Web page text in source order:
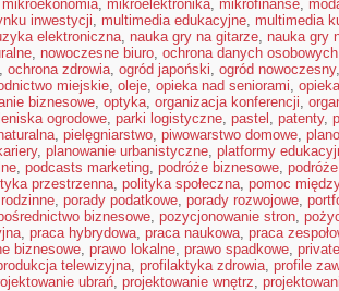
mikroekonomia, mikroelektronika, mikrofinanse,
inwestycji, multimedia edukacyjne, multimedia
elektroniczna, nauka gry na gitarze, nauka gry
, nowoczesne biuro, ochrona danych osobowych
, ochrona zdrowia, ogród japoński, ogród nowoczesny
miejskie, oleje, opieka nad seniorami,
biznesowe, optyka, organizacja konferencji,
ogrodowe, parki logistyczne, pastel , patenty,
, pielęgniarstwo, piwowarstwo domowe,
, planowanie urbanistyczne, platformy
, podcasts marketing, podróże biznesowe,
przestrzenna, polityka społeczna, pomoc
, porady podatkowe, porady rozwojowe,
biznesowe, pozycjonowanie stron,
, praca hybrydowa, praca naukowa, praca
biznesowe, prawo lokalne, prawo spadkowe,
telewizyjna, profilaktyka zdrowia, profile
ubrań, projektowanie wnętrz,